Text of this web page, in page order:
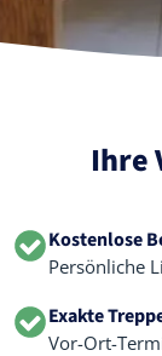
Ihre
Kostenlose
Persönliche
Exakte
Vor-Ort-